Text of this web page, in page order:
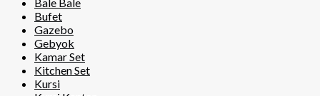
Bufet
Gazebo
Gebyok
Kamar Set
Kitchen Set
Kursi